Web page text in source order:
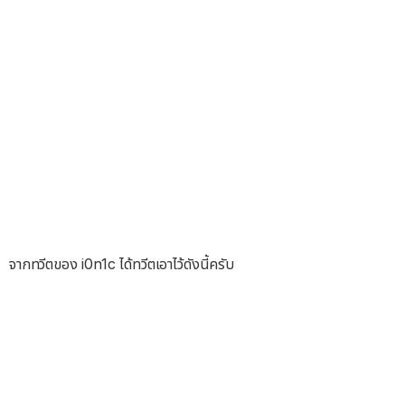
จากทวีตของ i0n1c ได้ทวีตเอาไว้ดังนี้ครับ